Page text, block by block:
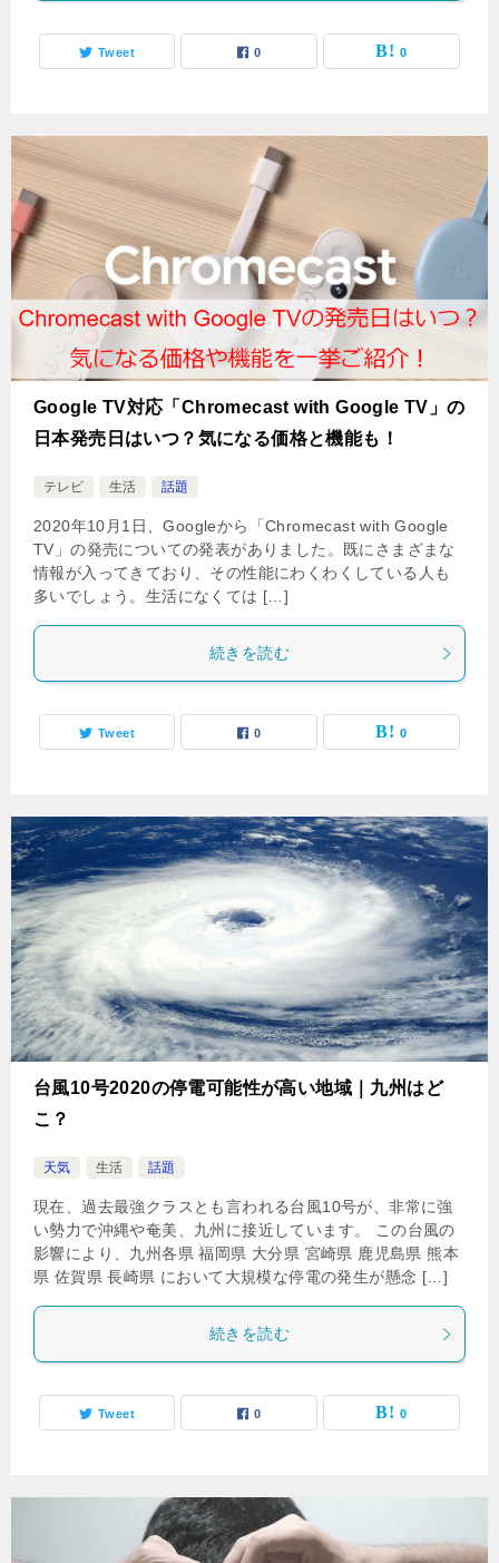
Tweet 0 0
Google TV対応「Chromecast with Google TV」の
日本発売日はいつ？気になる価格と機能も！
テレビ 生活 話題
2020年10月1日、Googleから「Chromecast with Google
TV」の発売についての発表がありました。既にさまざまな
情報が入ってきており、その性能にわくわくしている人も
多いでしょう。生活になくては […]
続きを読む
Tweet 0 0
台風10号2020の停電可能性が高い地域｜九州はど
こ？
天気 生活 話題
現在、過去最強クラスとも言われる台風10号が、非常に強
い勢力で沖縄や奄美、九州に接近しています。 この台風の
影響により、九州各県 福岡県 大分県 宮崎県 鹿児島県 熊本
県 佐賀県 長崎県 において大規模な停電の発生が懸念 […]
続きを読む
Tweet 0 0